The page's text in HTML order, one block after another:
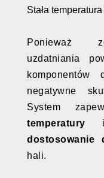
Stała
Ponieważ
uzdatniania
komponentów
negatywne
System
temperatury i
dostosowanie
hali.